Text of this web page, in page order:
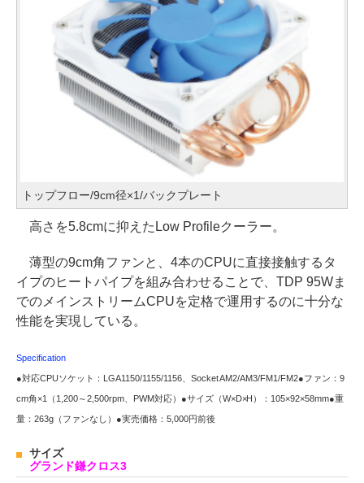
トップフロー/9cm径×1/バックプレート
高さを5.8cmに抑えたLow Profileクーラー。
薄型の9cm角ファンと、4本のCPUに直接接触するタ
イプのヒートパイプを組み合わせることで、TDP 95Wま
でのメインストリームCPUを定格で運用するのに十分な
性能を実現している。
Specification
●対応CPUソケット：LGA1150/1155/1156、Socket AM2/AM3/FM1/FM2●ファン：9
cm角×1（1,200～2,500rpm、PWM対応）●サイズ（W×D×H）：105×92×58mm●重
量：263g（ファンなし）●実売価格：5,000円前後
サイズ
グランド鎌クロス3